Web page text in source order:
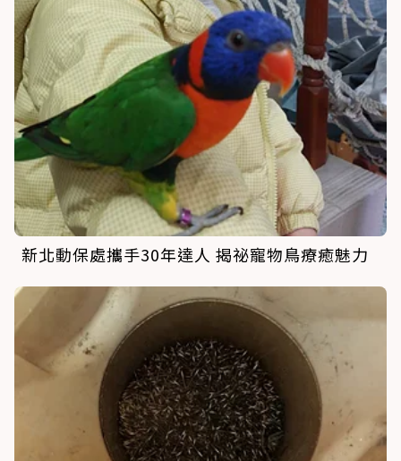
新北動保處攜手30年達人 揭祕寵物鳥療癒魅力